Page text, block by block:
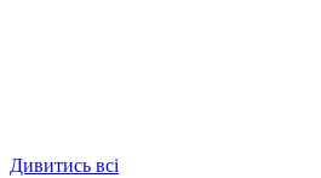
Дивитись всі